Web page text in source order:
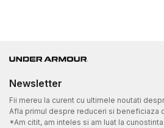
Newsletter
Fii mereu la curent cu ultimele noutati
Afla primul despre reduceri si beneficiaza
*Am citit, am inteles si am luat la